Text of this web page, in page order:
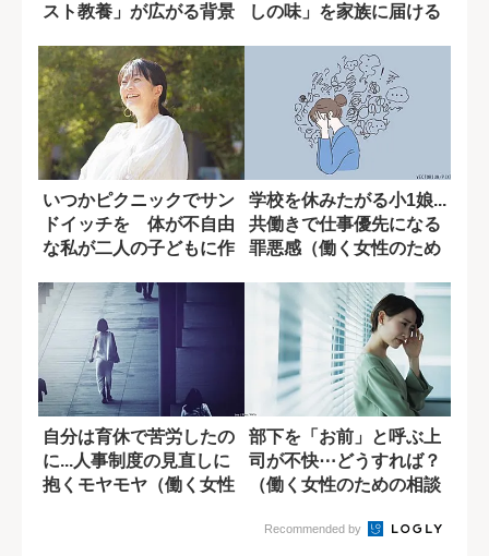
スト教養」が広がる背景
しの味」を家族に届ける
いつかピクニックでサン
ドイッチを 体が不自由
な私が二人の子どもに作
学校を休みたがる小1娘...
共働きで仕事優先になる
罪悪感（働く女性のため
自分は育休で苦労したの
に...人事制度の見直しに
抱くモヤモヤ（働く女性
部下を「お前」と呼ぶ上
司が不快⋯どうすれば？
（働く女性のための相談
Recommended by